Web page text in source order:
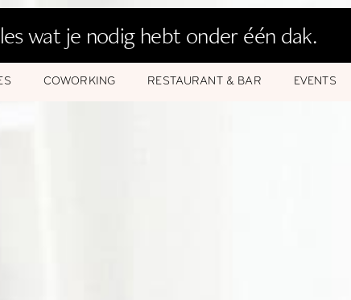
wat je nodig hebt onder één dak.
COWORKING RESTAURANT & BAR EVENTS